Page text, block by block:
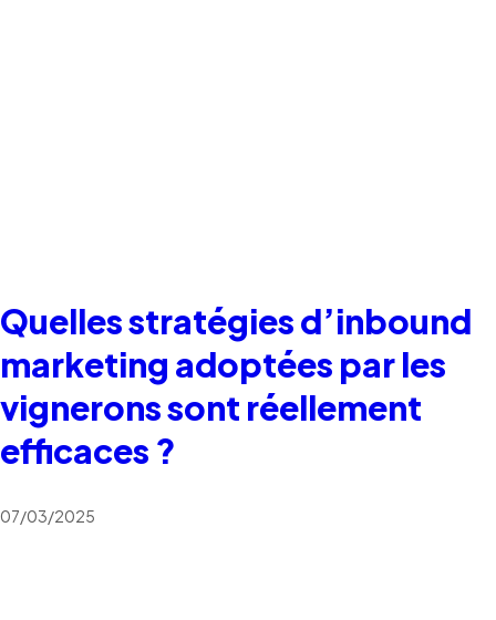
Quelles stratégies d’inbound
marketing adoptées par les
vignerons sont réellement
efficaces ?
07/03/2025